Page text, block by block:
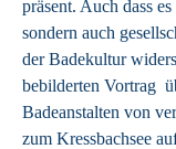
präsent. Auch dass
sondern auch
der Badekultur
bebilderten Vortrag
Badeanstalten von
zum Kressbachsee